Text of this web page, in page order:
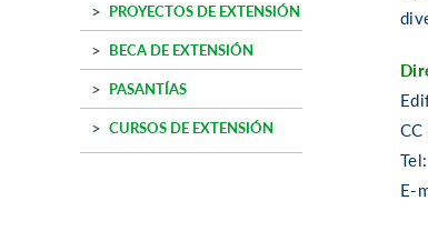
PROYECTOS DE EXTENSIÓN
BECA DE EXTENSIÓN
PASANTÍAS
CURSOS DE EXTENSIÓN
CC
E-